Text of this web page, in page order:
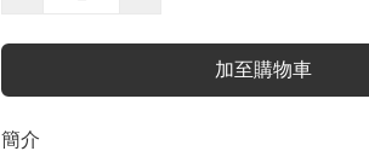
加至購物車
簡介